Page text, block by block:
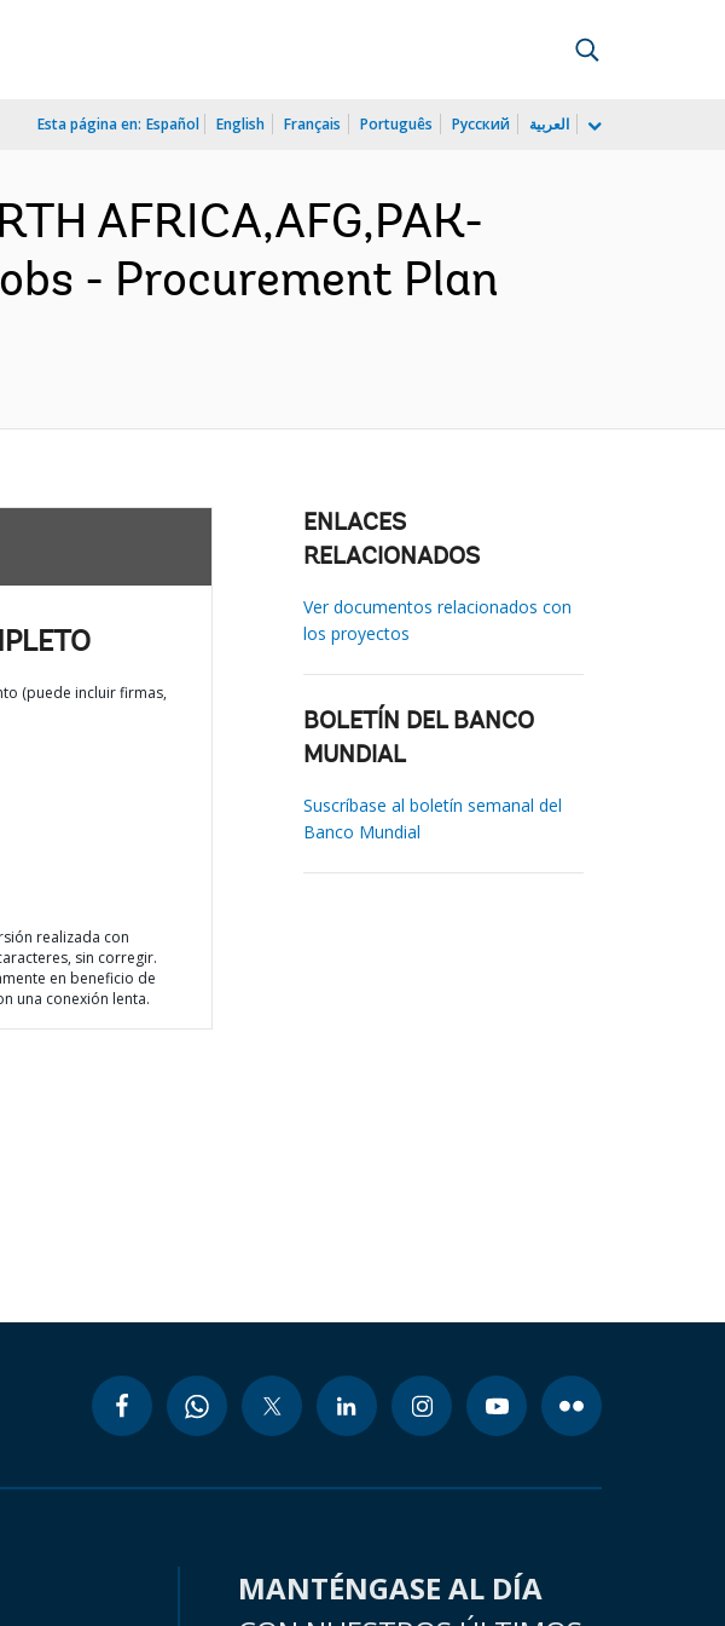
Esta página en: Español English Français Português Русский العربية
AFRICA,AFG,PAK-
- Procurement Plan
(puede incluir firmas,
realizada con
sin corregir.
en beneficio de
una conexión lenta.
ENLACES
RELACIONADOS
Ver documentos relacionados con
los proyectos
BOLETÍN DEL BANCO
MUNDIAL
Suscríbase al boletín semanal del
Banco Mundial
MANTÉNGASE AL DÍA